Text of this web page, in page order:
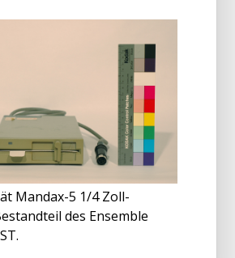
Mandax-5 1/4 Zoll-
des Ensemble